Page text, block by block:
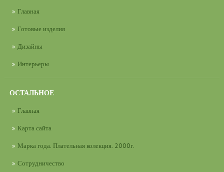
Главная
Готовые изделия
Дизайны
Интерьеры
ОСТАЛЬНОЕ
Главная
Карта сайта
Марка года. Плательная колекция. 2000г.
Сотрудничество